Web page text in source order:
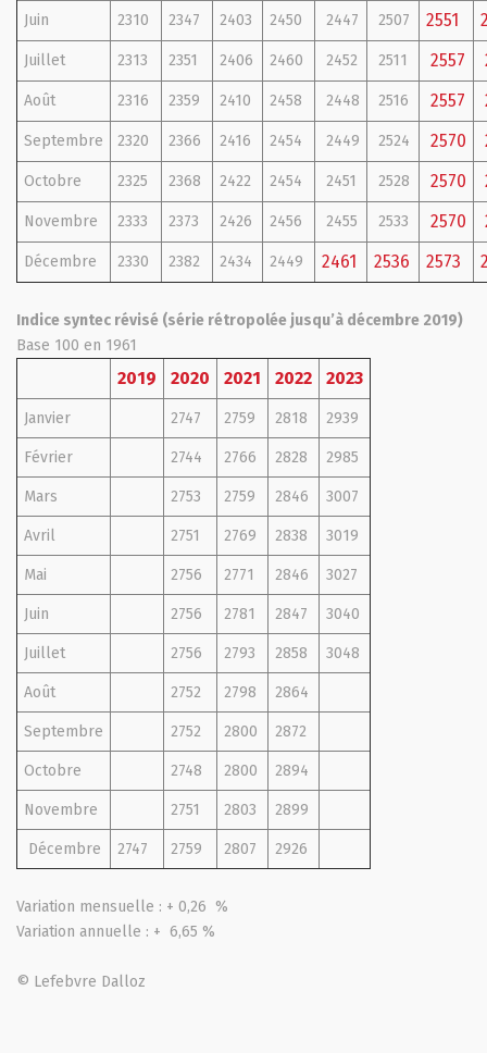
Juin 2310 2347 2403 2450 2447 2507 2551
Juillet 2313 2351 2406 2460 2452 2511 2557
Août 2316 2359 2410 2458 2448 2516 2557
Septembre 2320 2366 2416 2454 2449 2524 2570
Octobre 2325 2368 2422 2454 2451 2528 2570
Novembre 2333 2373 2426 2456 2455 2533 2570
Décembre 2330 2382 2434 2449 2461 2536 2573
Indice syntec révisé (série rétropolée jusqu’à décembre 2019)
Base 100 en 1961
2019 2020 2021 2022 2023
Janvier 2747 2759 2818 2939
Février 2744 2766 2828 2985
Mars 2753 2759 2846 3007
Avril 2751 2769 2838 3019
Mai 2756 2771 2846 3027
Juin 2756 2781 2847 3040
Juillet 2756 2793 2858 3048
Août 2752 2798 2864
Septembre 2752 2800 2872
Octobre 2748 2800 2894
Novembre 2751 2803 2899
Décembre 2747 2759 2807 2926
Variation mensuelle : + 0,26 %
Variation annuelle : + 6,65 %
© Lefebvre Dalloz